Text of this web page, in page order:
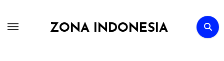
ZONA INDONESIA